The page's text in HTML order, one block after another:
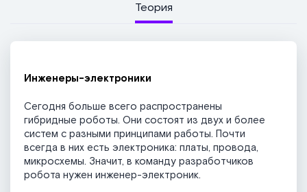
Теория
Инженеры-электроники
Сегодня больше всего распространены
гибридные роботы. Они состоят из двух и более
систем с разными принципами работы. Почти
всегда в них есть электроника: платы, провода,
микросхемы. Значит, в команду разработчиков
робота нужен инженер-электроник.